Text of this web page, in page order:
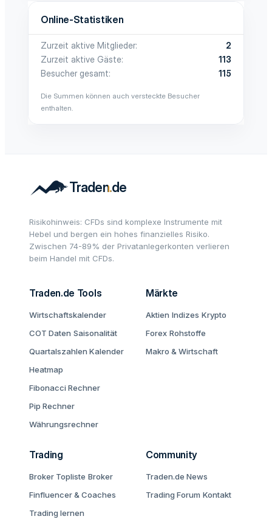
Online-Statistiken
Zurzeit aktive Mitglieder
2
Zurzeit aktive Gäste
113
Besucher gesamt
115
Die Summen können auch versteckte Besucher
enthalten.
Risikohinweis: CFDs sind komplexe Instrumente mit
Hebel und bergen ein hohes finanzielles Risiko.
Zwischen 74-89% der Privatanlegerkonten verlieren
beim Handel mit CFDs.
Traden.de Tools
Wirtschaftskalender
COT Daten Saisonalität
Quartalszahlen Kalender
Heatmap
Fibonacci Rechner
Pip Rechner
Währungsrechner
Märkte
Aktien Indizes Krypto
Forex Rohstoffe
Makro & Wirtschaft
Trading
Broker Topliste Broker
Finfluencer & Coaches
Trading lernen
Community
Traden.de News
Trading Forum Kontakt